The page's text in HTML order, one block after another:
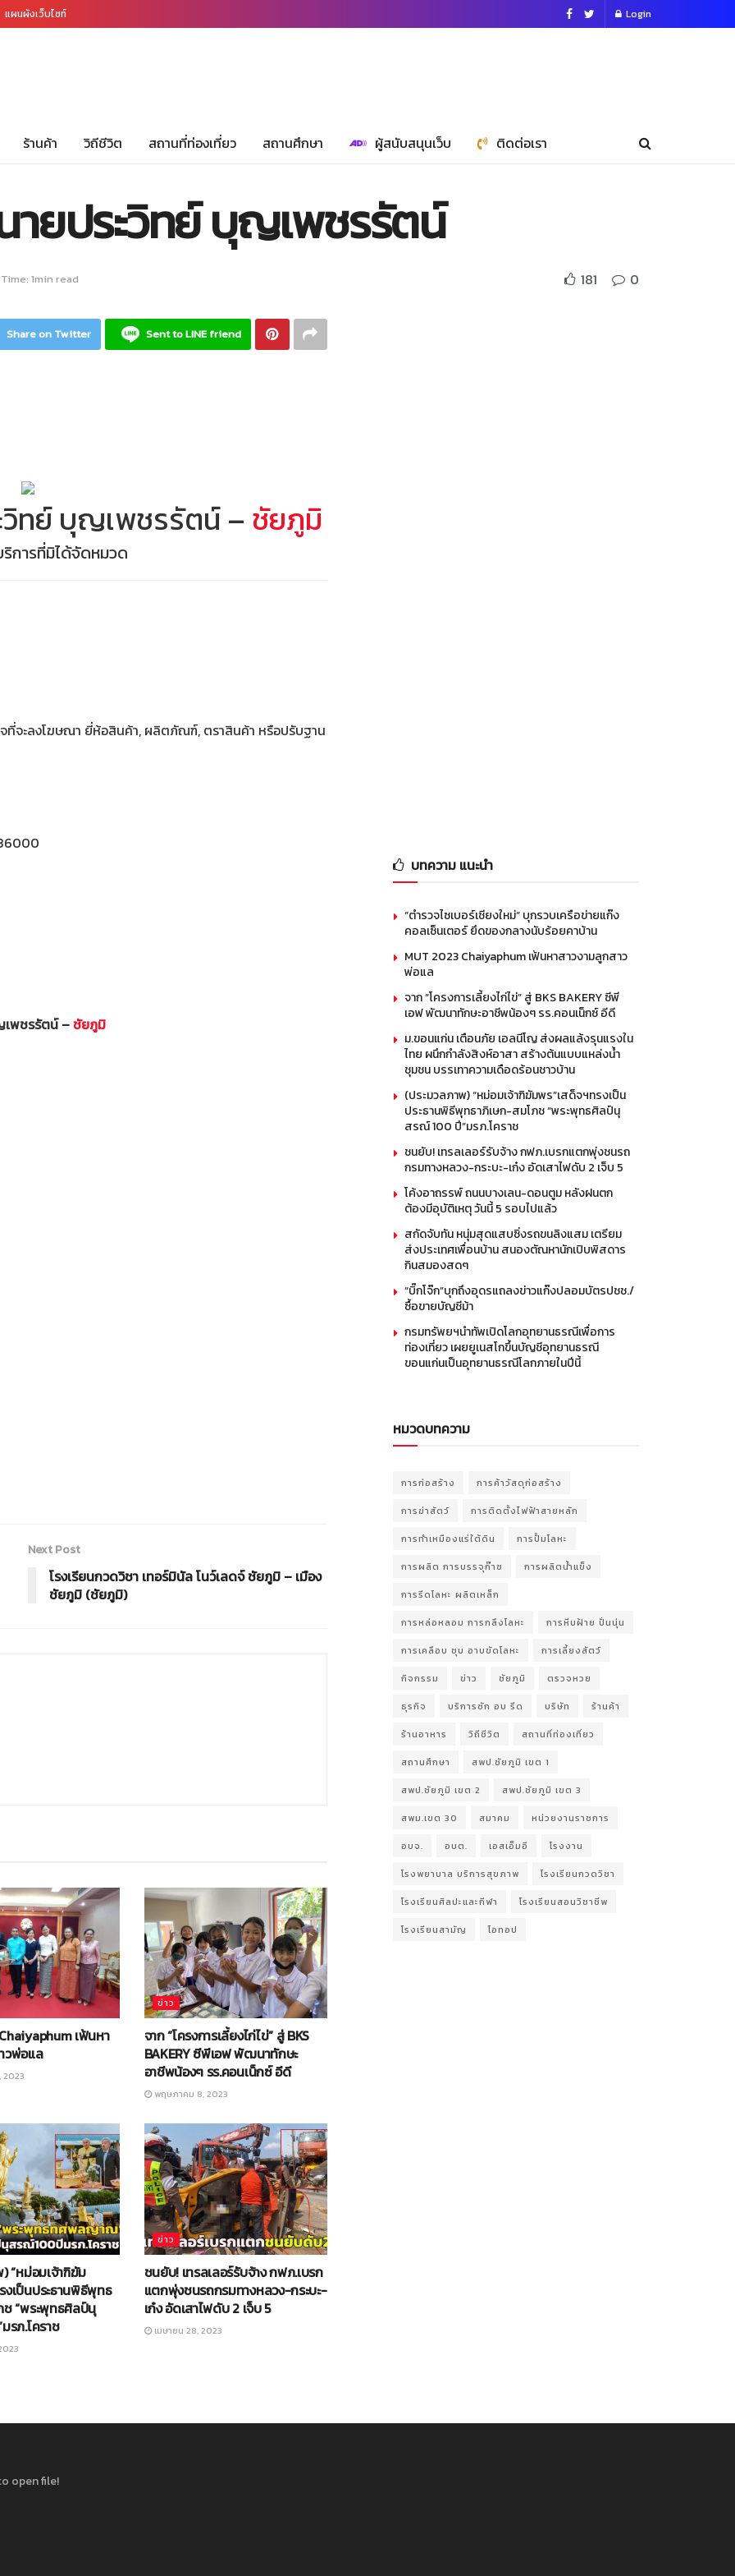
แผนผังเว็บไซท์ Login
ร้านค้า วิถีชีวิต สถานที่ท่องเที่ยว สถานศึกษา ผู้สนับสนุนเว็บ ติดต่อเรา
ยประวิทย์ บุญเพชรรัตน์
1min read 181 0
Share on Twitter Sent to LINE friend
ทย์ บุญเพชรรัตน์ – ชัยภูมิ
การที่มิได้จัดหมวด
ที่จะลงโฆษณา ยี่ห้อสินค้า, ผลิตภัณฑ์, ตราสินค้า หรือปรับฐาน
พชรรัตน์ –ชัยภูมิ
Next Post
โรงเรียนกวดวิชา เทอร์มินัล โนว์เลดจ์ ชัยภูมิ – เมือง
ชัยภูมิ (ชัยภูมิ)
เฟ้นหา
วพ่อแล
ข่าว
จาก “โครงการเลี้ยงไก่ไข่” สู่ BKS
BAKERY ซีพีเอฟ พัฒนาทักษะ
อาชีพน้องๆ รร.คอนเน็กซ์ อีดี
พฤษภาคม 8, 2023
“หม่อมเจ้าฑิฆัม
งเป็นประธานพิธีพุทธ
ช “พระพุทธศิลป์นุ
รภ.โคราช
ข่าว
ชนยับ! เทรลเลอร์รับจ้าง กฟภ.เบรก
แตกพุ่งชนรถกรมทางหลวง-กระบะ-
เก๋ง อัดเสาไฟดับ 2 เจ็บ 5
เมษายน 28, 2023
บทความ แนะนำ
“ตำรวจไซเบอร์เชียงใหม่” บุกรวบเครือข่ายแก๊ง
คอลเซ็นเตอร์ ยึดของกลางนับร้อยคาบ้าน
MUT 2023 Chaiyaphum เฟ้นหาสาวงามลูกสาว
พ่อแล
จาก “โครงการเลี้ยงไก่ไข่” สู่ BKS BAKERY ซีพี
เอฟ พัฒนาทักษะอาชีพน้องๆ รร.คอนเน็กซ์ อีดี
ม.ขอนแก่น เตือนภัย เอลนีโญ ส่งผลแล้งรุนแรงใน
ไทย ผนึกกำลังสิงห์อาสา สร้างต้นแบบแหล่งน้ำ
ชุมชน บรรเทาความเดือดร้อนชาวบ้าน
(ประมวลภาพ) “หม่อมเจ้าฑิฆัมพร”เสด็จฯทรงเป็น
ประธานพิธีพุทธาภิเษก-สมโภช “พระพุทธศิลป์นุ
สรณ์ 100 ปี”มรภ.โคราช
ชนยับ! เทรลเลอร์รับจ้าง กฟภ.เบรกแตกพุ่งชนรถ
กรมทางหลวง-กระบะ-เก๋ง อัดเสาไฟดับ 2 เจ็บ 5
โค้งอาถรรพ์ ถนนบางเลน-ดอนตูม หลังฝนตก
ต้องมีอุบัติเหตุ วันนี้ 5 รอบไปแล้ว
สกัดจับทัน หนุ่มสุดแสบซิ่งรถขนลิงแสม เตรียม
ส่งประเทศเพื่อนบ้าน สนองตัณหานักเปิบพิสดาร
กินสมองสดๆ
“บิ๊กโจ๊ก”บุกถึงอุดรแถลงข่าวแก๊งปลอมบัตรปชช./
ซื้อขายบัญชีม้า
กรมทรัพยฯนำทัพเปิดโลกอุทยานธรณีเพื่อการ
ท่องเที่ยว เผยยูเนสโกขึ้นบัญชีอุทยานธรณี
ขอนแก่นเป็นอุทยานธรณีโลกภายในปีนี้
หมวดบทความ
การก่อสร้าง การค้าวัสดุก่อสร้าง
การฆ่าสัตว์ การติดตั้งไฟฟ้าสายหลัก
การทำเหมืองแร่ใต้ดิน การปั้มโลหะ
การผลิต การบรรจุก๊าซ การผลิตน้ำแข็ง
การรีดโลหะ ผลิตเหล็ก
การหล่อหลอม การกลึงโลหะ การหีบฝ้าย ปั่นนุ่น
การเคลือบ ชุบ อาบขัดโลหะ การเลี้ยงสัตว์
กิจกรรม ข่าว ชัยภูมิ ตรวจหวย
ธุรกิจ บริการซัก อบ รีด บริษัท ร้านค้า
ร้านอาหาร วิถีชีวิต สถานที่ท่องเที่ยว
สถานศึกษา สพป.ชัยภูมิ เขต 1
สพป.ชัยภูมิ เขต 2 สพป.ชัยภูมิ เขต 3
สพม.เขต 30 สมาคม หน่วยงานราชการ
อบจ. อบต. เอสเอ็มอี โรงงาน
โรงพยาบาล บริการสุขภาพ โรงเรียนกวดวิชา
โรงเรียนศิลปะและกีฬา โรงเรียนสอนวิชาชีพ
โรงเรียนสามัญ โอทอป
open file!